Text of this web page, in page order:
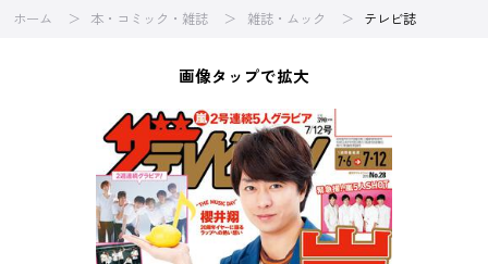
ホーム 本・コミック・雑誌 雑誌・ムック テレビ誌
画像タップで拡大